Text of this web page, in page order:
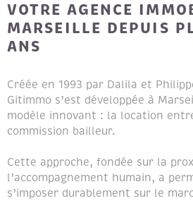
VOTRE AGENCE
MARSEILLE DEPUIS
ANS
Créée en 1993 par Dalila et
Gitimmo s’est développée à
modèle innovant : la location
commission bailleur.
Cette approche, fondée sur la
l’accompagnement humain, a
s’imposer durablement sur le